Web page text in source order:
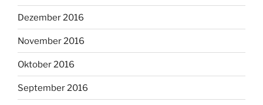
Dezember 2016
November 2016
Oktober 2016
September 2016